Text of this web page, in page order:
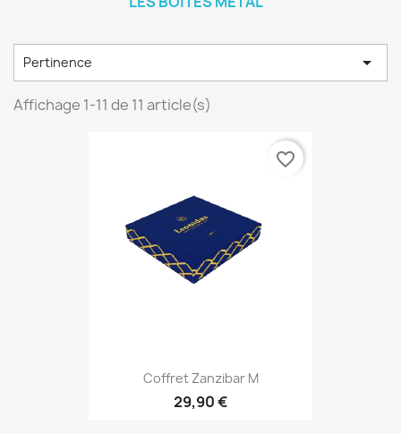
Pertinence 
Affichage 1-11 de 11 article(s)
Coffret Zanzibar M
29,90 €
favorite_border